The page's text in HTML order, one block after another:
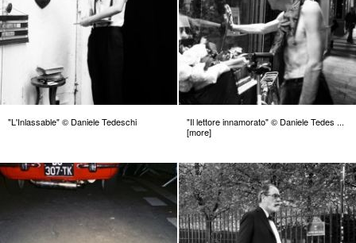
"L'Inlassable" © Daniele Tedeschi
"Il lettore innamorato" © Daniele Tedes ...
[more]